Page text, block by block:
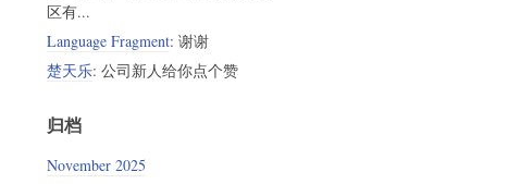
区有...
Language Fragment: 谢谢
楚天乐: 公司新人给你点个赞
归档
November 2025